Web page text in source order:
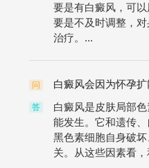
要是有白癜风，可以
要是不及时调整，
治疗。...
问 白癜风会因为怀孕
答
白癜风是皮肤局部
能发生。它和遗传、
黑色素细胞自身破
关。从这些因素看